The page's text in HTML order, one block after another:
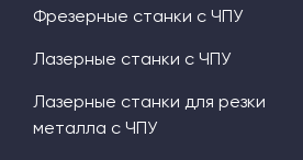
Фрезерные станки с ЧПУ
Лазерные станки с ЧПУ
Лазерные станки для резки
металла с ЧПУ